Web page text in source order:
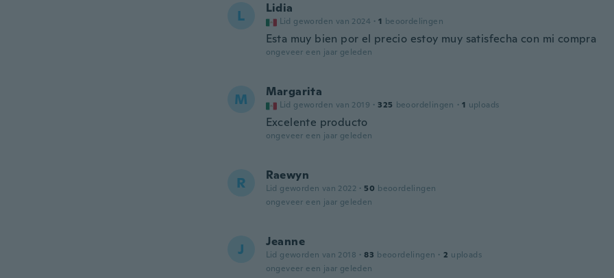
L Lidia
Lid geworden van 2024 · 1 beoordelingen
Esta muy bien por el precio estoy muy satisfecha con mi compra
ongeveer een jaar geleden
M Margarita
Lid geworden van 2019 · 325 beoordelingen · 1 uploads
Excelente producto
ongeveer een jaar geleden
R Raewyn
Lid geworden van 2022 · 50 beoordelingen
ongeveer een jaar geleden
J Jeanne
Lid geworden van 2018 · 83 beoordelingen · 2 uploads
ongeveer een jaar geleden